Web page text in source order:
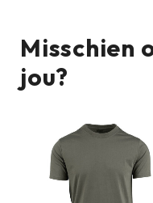
Misschien
jou?